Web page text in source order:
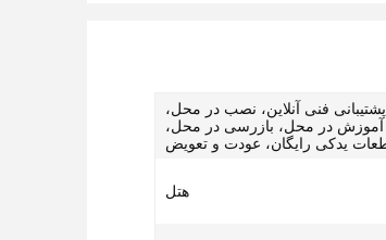
پشتیبانی فنی آنلاین، نصب در محل،
آموزش در محل، بازرسی در محل،
یدکی رایگان، عودت و تعویض
هتل